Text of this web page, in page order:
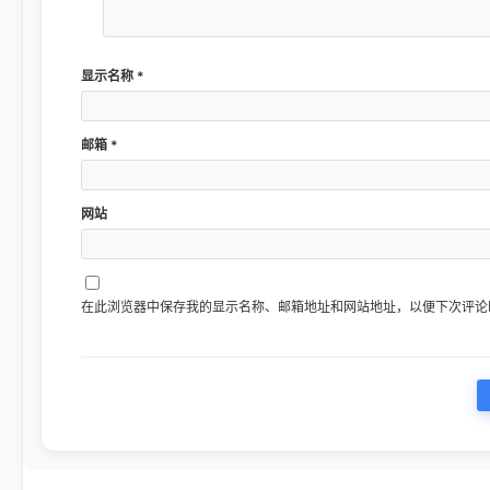
显示名称 *
邮箱 *
网站
在此浏览器中保存我的显示名称、邮箱地址和网站地址，以便下次评